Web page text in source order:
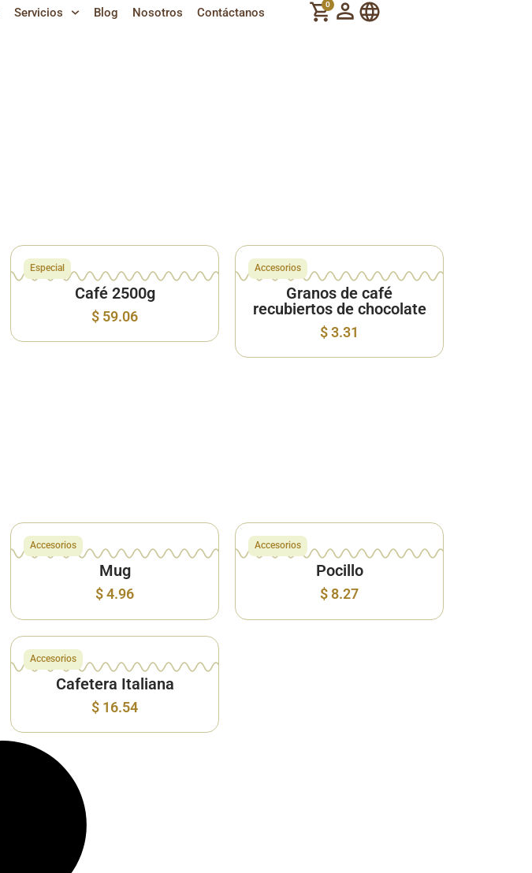
Servicios Blog Nosotros Contáctanos
0
Especial
Café 2500g
$ 59.06
Accesorios
Granos de café
recubiertos de chocolate
$3.31
Accesorios
Mug
$4.96
Accesorios
Pocillo
$ 8.27
Accesorios
Cafetera Italiana
$ 16.54